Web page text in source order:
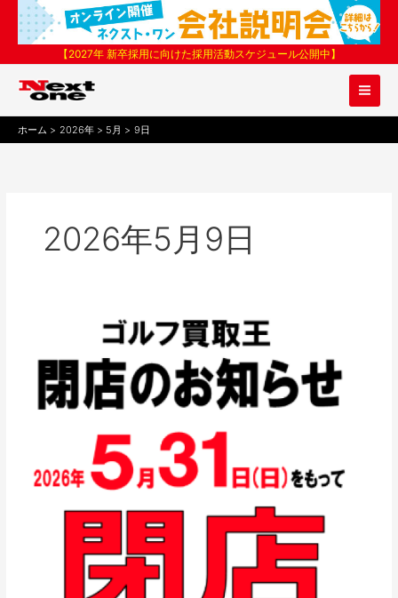
ス
【2027年 新卒採用に向けた採用活動スケジュール公開中】
ホーム 2026年 5月 9日
2026年5月9日